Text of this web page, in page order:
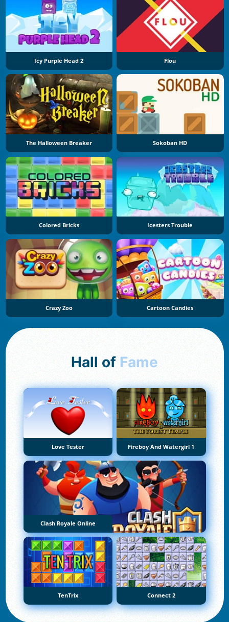
Icy Purple Head 2 Flou
The Halloween Breaker Sokoban HD
Colored Bricks Icesters Trouble
Crazy Zoo Cartoon Candies
Hall of Fame
Love Tester Fireboy And Watergirl 1
Clash Royale Online
TenTrix Connect 2